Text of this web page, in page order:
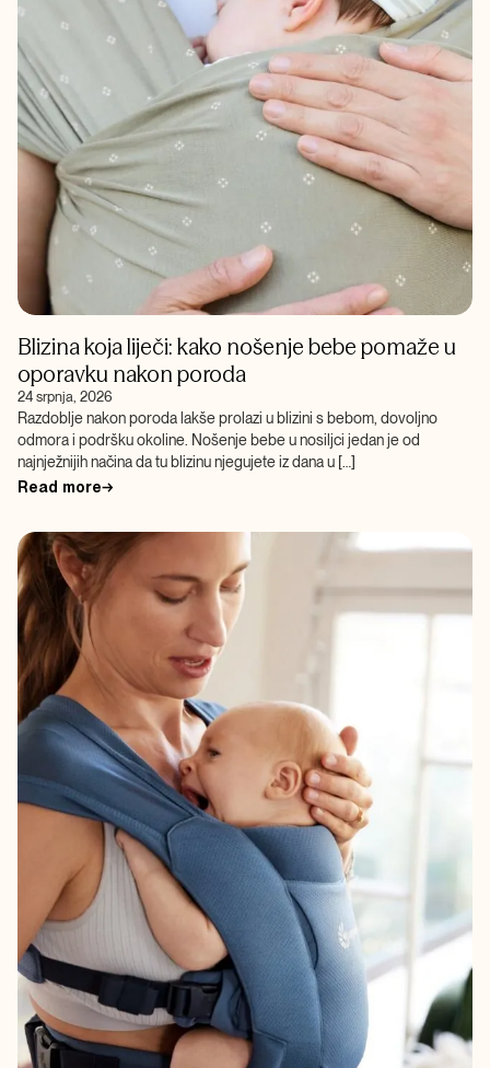
Blizina koja liječi: kako nošenje bebe pomaže u
oporavku nakon poroda
24 srpnja, 2026
Razdoblje nakon poroda lakše prolazi u blizini s bebom, dovoljno
odmora i podršku okoline. Nošenje bebe u nosiljci jedan je od
najnježnijih načina da tu blizinu njegujete iz dana u […]
Read more→